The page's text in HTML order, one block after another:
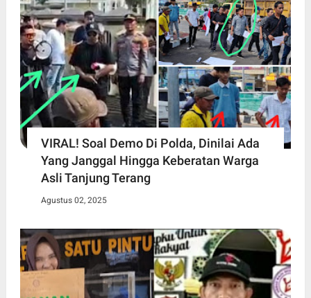
VIRAL! Soal Demo Di Polda, Dinilai Ada
Yang Janggal Hingga Keberatan Warga
Asli Tanjung Terang
Agustus 02, 2025